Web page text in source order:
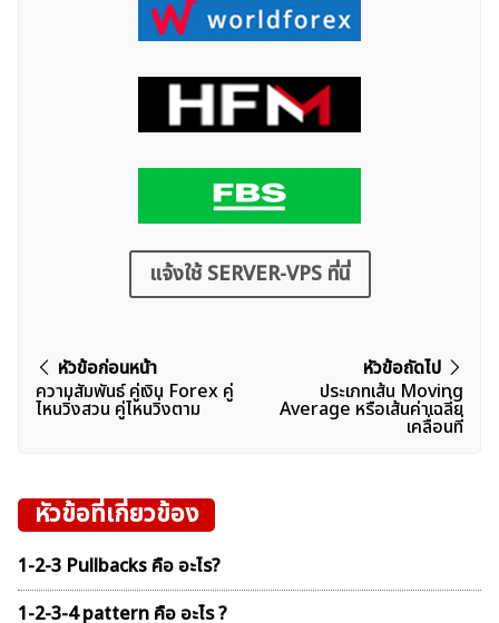
แจ้งใช้ SERVER-VPS ที่นี่
แนะแนว
เรื่อง
หัวข้อก่อนหน้า
ความสัมพันธ์ คู่เงิน Forex คู่
ไหนวิ่งสวน คู่ไหนวิ่งตาม
หัวข้อถัดไป
ประเภทเส้น Moving
Average หรือเส้นค่าเฉลี่ย
เคลื่อนที่
หัวข้อที่เกี่ยวข้อง
1-2-3 Pullbacks คือ อะไร?
1-2-3-4 pattern คือ อะไร ?